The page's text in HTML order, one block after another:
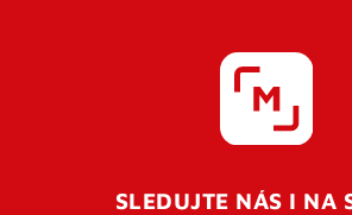
SLEDUJTE NÁS I NA